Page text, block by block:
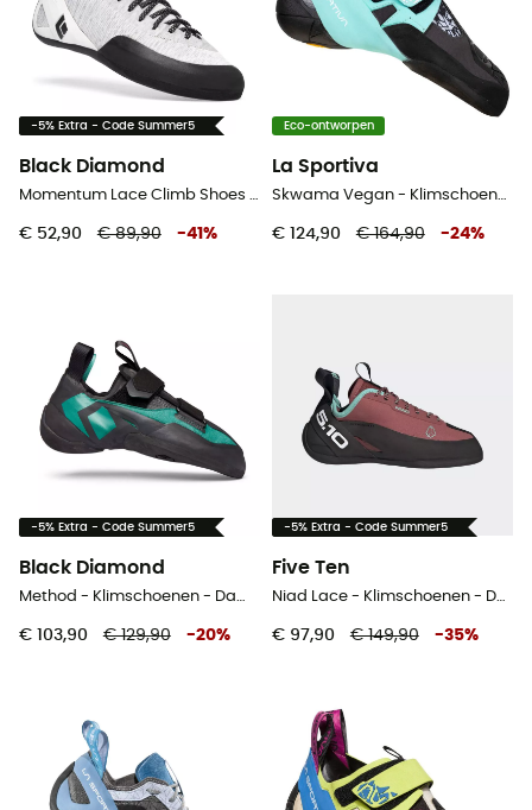
-5% Extra - Code Summer5
Black Diamond
Momentum Lace Climb Shoes - Klimschoenen - Dames
€ 52,90 € 89,90 -41 %
Eco-ontworpen
La Sportiva
Skwama Vegan - Klimschoenen - Dames
€ 124,90 € 164,90 -24%
-5% Extra - Code Summer5
Black Diamond
Method - Klimschoenen - Dames
€ 103,90 € 129,90 -20%
-5% Extra - Code Summer5
Five Ten
Niad Lace - Klimschoenen - Dames
€ 97,90 € 149,90 -35%